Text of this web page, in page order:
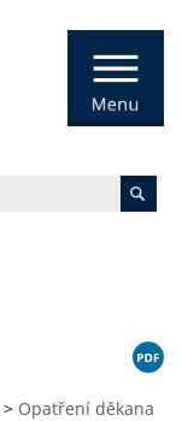
> Opatření děkana